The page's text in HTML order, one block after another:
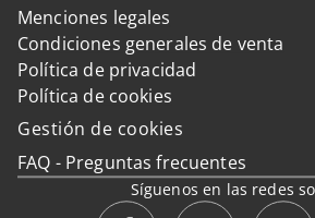
Menciones legales
Condiciones generales de venta
Política de privacidad
Política de cookies
Gestión de cookies
FAQ - Preguntas frecuentes
Síguenos en las redes